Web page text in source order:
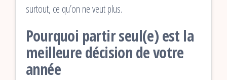
surtout, ce qu’on ne veut plus.
Pourquoi partir seul(e) est la
meilleure décision de votre
année